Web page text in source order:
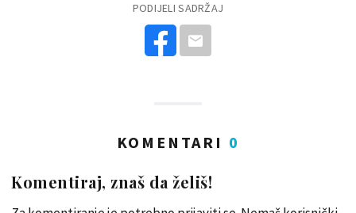
PODIJELI SADRŽAJ
KOMENTARI 0
Komentiraj, znaš da želiš!